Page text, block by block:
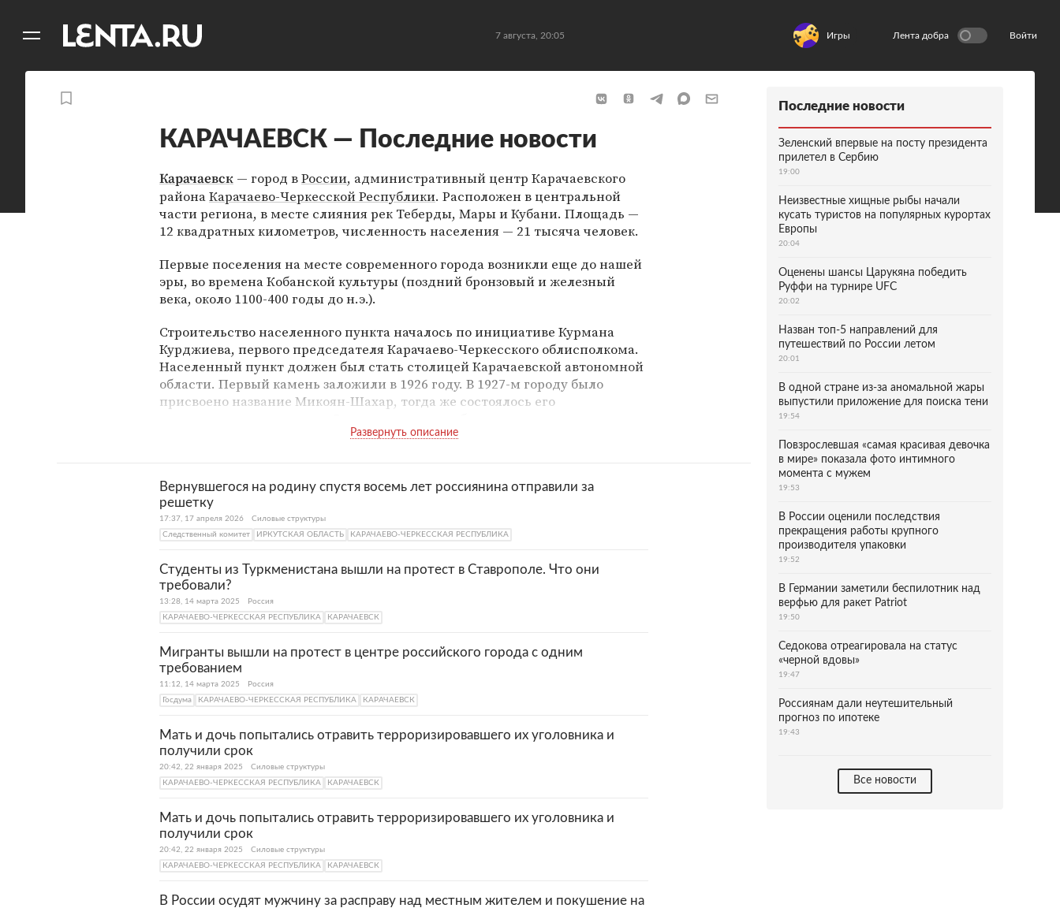
7 августа, 20:05 Игры Лента добра Войти
КАРАЧАЕВСК — Последние новости
Карачаевск — город вРоссии, административный центр Карачаевского
районаКарачаево-Черкесской Республики. Расположен в центральной
части региона, в месте слияния рек Теберды, Мары и Кубани. Площадь —
12 квадратных километров, численность населения — 21 тысяча человек.
Первые поселения на месте современного города возникли еще до нашей
эры, во времена Кобанской культуры (поздний бронзовый и железный
века, около 1100-400 годы до н.э.).
Строительство населенного пункта началось по инициативе Курмана
Курджиева, первого председателя Карачаево-Черкесского облисполкома.
Населенный пункт должен был стать столицей Карачаевской автономной
области. Первый камень заложили в 1926 году. В 1927-м городу было
присвоено название Микоян-Шахар, тогда же состоялось его
короткий срок были возведены первые жилые дома, позже возникли
Во время Великой Отечественной войны город был оккупирован
немецкими войсками, освобожден в январе 1943 года. В том же году
Карачаевская автономная область была упразднена, ее территория стала
частью Грузинской ССР, коренное население было депортировано в
В 1957 году город был переименован в Карачаевск и вскоре вошел в состав
восстановленной Карачаево-Черкесской автономной области.
индустриальный город с развитой пищевой промышленностью.
Крупнейшее предприятие — Карачаевский пивзавод.
Вернувшегося на родину спустя восемь лет россиянина отправили за
решетку
17:37, 17 апреля 2026
Силовые структуры
Следственный комитет
ИРКУТСКАЯ ОБЛАСТЬ КАРАЧАЕВО-ЧЕРКЕССКАЯ РЕСПУБЛИКА
Студенты из Туркменистана вышли на протест в Ставрополе. Что они
требовали?
13:28, 14 марта 2025
Россия
КАРАЧАЕВО-ЧЕРКЕССКАЯ РЕСПУБЛИКА
КАРАЧАЕВСК
Мигранты вышли на протест в центре российского города с одним
требованием
11:12, 14 марта 2025
Россия
Госдума
КАРАЧАЕВО-ЧЕРКЕССКАЯ РЕСПУБЛИКА КАРАЧАЕВСК
Мать и дочь попытались отравить терроризировавшего их уголовника и
получили срок
20:42, 22 января 2025
Силовые структуры
КАРАЧАЕВО-ЧЕРКЕССКАЯ РЕСПУБЛИКА
КАРАЧАЕВСК
Мать и дочь попытались отравить терроризировавшего их уголовника и
получили срок
20:42, 22 января 2025
Силовые структуры
КАРАЧАЕВО-ЧЕРКЕССКАЯ РЕСПУБЛИКА
КАРАЧАЕВСК
В России осудят мужчину за расправу над местным жителем и покушение на
Последние новости
Зеленский впервые на посту президента
прилетел в Сербию
19:00
Неизвестные хищные рыбы начали
кусать туристов на популярных курортах
Европы
20:04
Оценены шансы Царукяна победить
Руффи на турнире UFC
20:02
Назван топ-5 направлений для
путешествий по России летом
20:01
В одной стране из-за аномальной жары
выпустили приложение для поиска тени
19:54
Повзрослевшая «самая красивая девочка
в мире» показала фото интимного
момента с мужем
19:53
В России оценили последствия
прекращения работы крупного
производителя упаковки
19:52
В Германии заметили беспилотник над
верфью для ракет Patriot
19:50
Седокова отреагировала на статус
«черной вдовы»
19:47
Россиянам дали неутешительный
прогноз по ипотеке
19:43
Все новости